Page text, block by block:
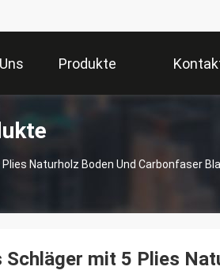
Produkte
Naturholz Boden Und Carbonfaser
mit 5 Plies